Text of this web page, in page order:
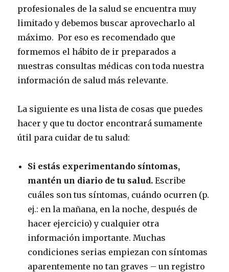
profesionales de la salud se encuentra muy
limitado y debemos buscar aprovecharlo al
máximo. Por eso es recomendado que
formemos el hábito de ir preparados a
nuestras consultas médicas con toda nuestra
información de salud más relevante.
La siguiente es una lista de cosas que puedes
hacer y que tu doctor encontrará sumamente
útil para cuidar de tu salud:
Si estás experimentando síntomas,
mantén un diario de tu salud. Escribe
cuáles son tus síntomas, cuándo ocurren (p.
ej.: en la mañana, en la noche, después de
hacer ejercicio) y cualquier otra
información importante. Muchas
condiciones serias empiezan con síntomas
aparentemente no tan graves – un registro